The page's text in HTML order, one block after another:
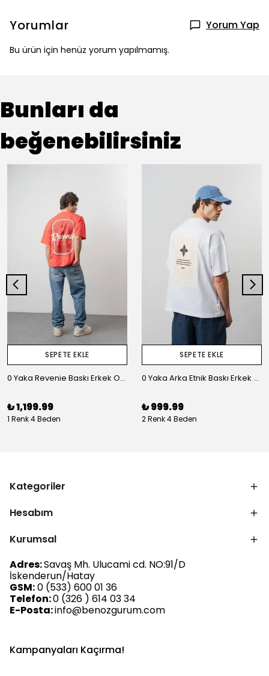
Yorumlar Yorum Yap
Bu ürün için henüz yorum yapılmamış.
Bunları da
beğenebilirsiniz
SEPETE EKLE
0 Yaka Revenie Baskı Erkek Oversize T-Shirt
₺ 1,199.99
1 Renk 4 Beden
SEPETE EKLE
0 Yaka Arka Etnik Baskı Erkek Oversize T-Shirt
₺ 999.99
2 Renk 4 Beden
Kategoriler
Hesabım
Kurumsal
Adres:Savaş Mh. Ulucami cd. NO:91/D
İskenderun/Hatay
GSM:0 (533) 600 01 36
Telefon:0 (326 ) 614 03 34
E-Posta:info@benozgurum.com
Kampanyaları Kaçırma!